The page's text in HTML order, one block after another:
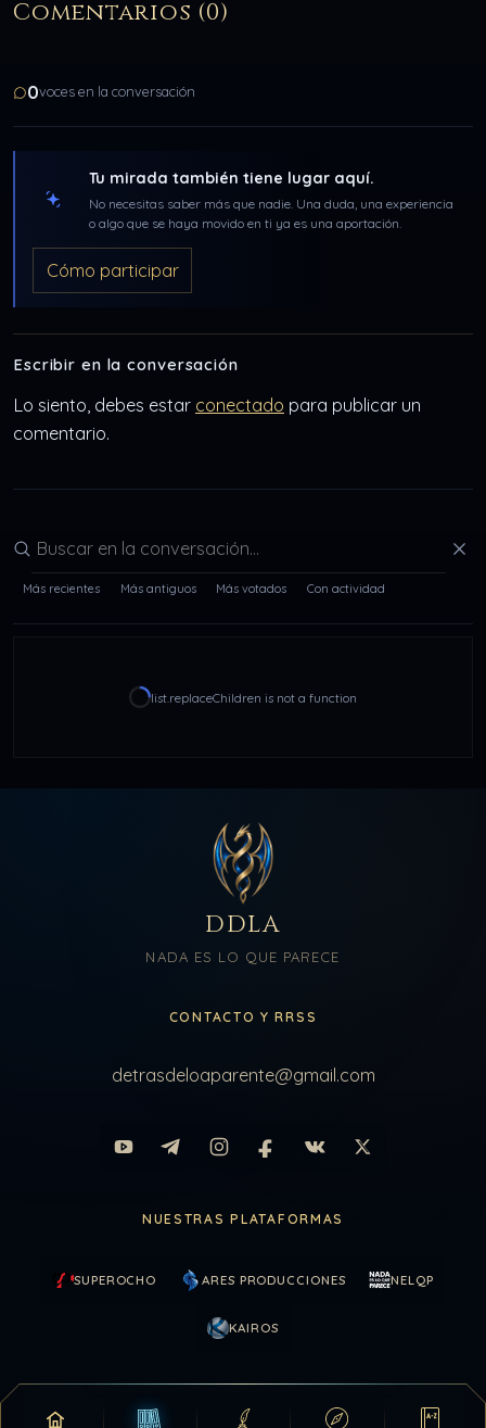
Comentarios (0)
0voces en la conversación
Tu mirada también tiene lugar aquí.
No necesitas saber más que nadie. Una duda, una experiencia
o algo que se haya movido en ti ya es una aportación.
Cómo participar
Escribir en la conversación
Lo siento, debes estar conectado para publicar un
comentario.
Buscar en la conversación
Más recientes Más antiguos Más votados Con actividad
list.replaceChildren is not a function
DDLA
NADA ES LO QUE PARECE
CONTACTO Y RRSS
detrasdeloaparente@gmail.com
NUESTRAS PLATAFORMAS
SUPEROCHO ARES PRODUCCIONES NELQP
KAIROS